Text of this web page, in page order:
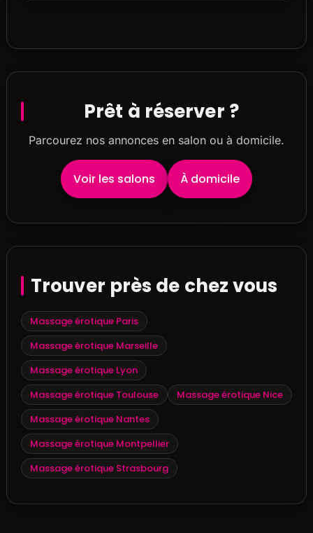
Prêt à réserver ?
Parcourez nos annonces en salon ou à domicile.
Voir les salons À domicile
Trouver près de chez vous
Massage érotique Paris
Massage érotique Marseille
Massage érotique Lyon
Massage érotique Toulouse
Massage érotique Nice
Massage érotique Nantes
Massage érotique Montpellier
Massage érotique Strasbourg